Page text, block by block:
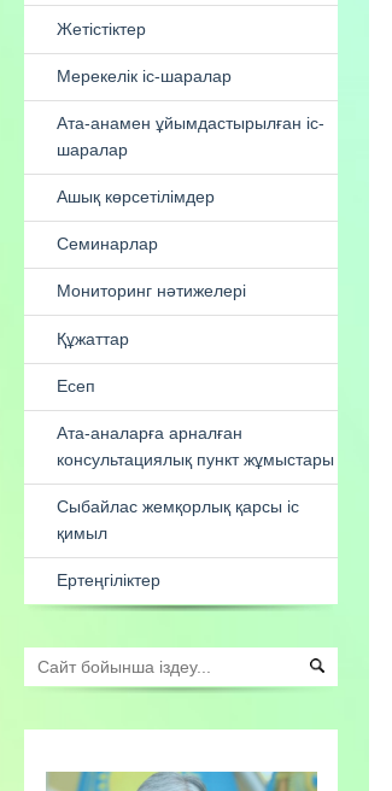
Үздік мектепке дейінгі ұйым -2022
Жетістіктер
Мерекелік іс-шаралар
Ата-анамен ұйымдастырылған іс-
шаралар
Ашық көрсетілімдер
Семинарлар
Мониторинг нәтижелері
Құжаттар
Есеп
Ата-аналарға арналған
Сыбайлас жемқорлық қарсы іс